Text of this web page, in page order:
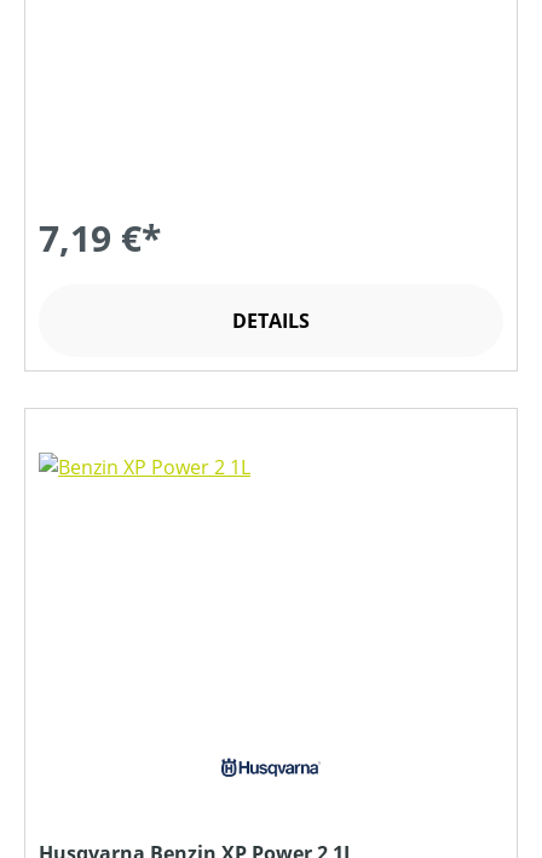
7,19 €*
DETAILS